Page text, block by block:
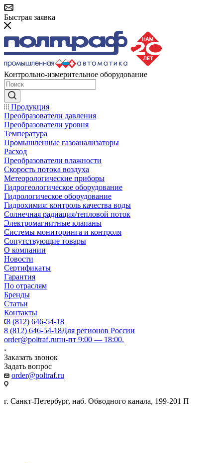
Быстрая заявка
Контрольно-измерительное оборудование
Продукция
Преобразователи давления
Преобразователи уровня
Температура
Промышленные газоанализаторы
Расход
Преобразователи влажности
Скорость потока воздуха
Метеорологические приборы
Гидрогеологическое оборудование
Гидрологическое оборудование
Гидрохимия: контроль качества воды
Солнечная радиация/тепловой поток
Электромагнитные клапаны
Системы мониторинга и контроля
Сопутствующие товары
О компании
Новости
Сертификаты
Гарантия
По отраслям
Бренды
Статьи
Контакты
8 (812) 646-54-18
8 (812) 646-54-18Для регионов России
order@poltraf.ruпн-пт 9:00 — 18:00.
Заказать звонок
Задать вопрос
order@poltraf.ru
г. Санкт-Петербург, наб. Обводного канала, 199-201 П